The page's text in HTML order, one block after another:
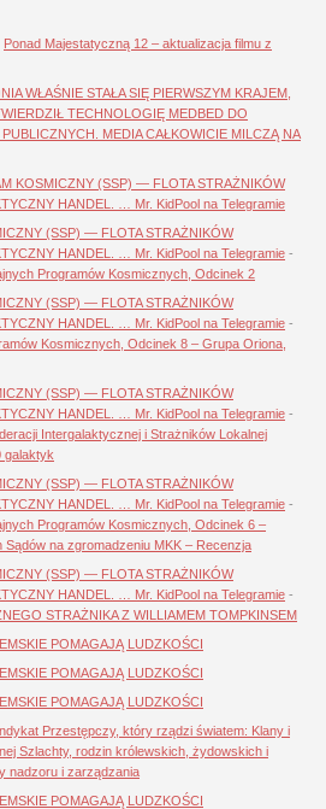
Ponad Majestatyczną 12 – aktualizacja filmu z
WŁAŚNIE STAŁA SIĘ PIERWSZYM KRAJEM,
TECHNOLOGIĘ MEDBED DO
MEDIA CAŁKOWICIE MILCZĄ NA
KOSMICZNY (SSP) — FLOTA STRAŻNIKÓW
HANDEL. … Mr. KidPool na Telegramie
(SSP) — FLOTA STRAŻNIKÓW
HANDEL. … Mr. KidPool na Telegramie -
Programów Kosmicznych, Odcinek 2
(SSP) — FLOTA STRAŻNIKÓW
HANDEL. … Mr. KidPool na Telegramie -
Kosmicznych, Odcinek 8 – Grupa Oriona,
(SSP) — FLOTA STRAŻNIKÓW
HANDEL. … Mr. KidPool na Telegramie -
Intergalaktycznej i Strażników Lokalnej
galaktyk
(SSP) — FLOTA STRAŻNIKÓW
HANDEL. … Mr. KidPool na Telegramie -
Programów Kosmicznych, Odcinek 6 –
na zgromadzeniu MKK – Recenzja
(SSP) — FLOTA STRAŻNIKÓW
HANDEL. … Mr. KidPool na Telegramie -
STRAŻNIKA Z WILLIAMEM TOMPKINSEM
POMAGAJĄ LUDZKOŚCI
POMAGAJĄ LUDZKOŚCI
POMAGAJĄ LUDZKOŚCI
Przestępczy, który rządzi światem: Klany i
Szlachty, rodzin królewskich, żydowskich i
nadzoru i zarządzania
POMAGAJĄ LUDZKOŚCI